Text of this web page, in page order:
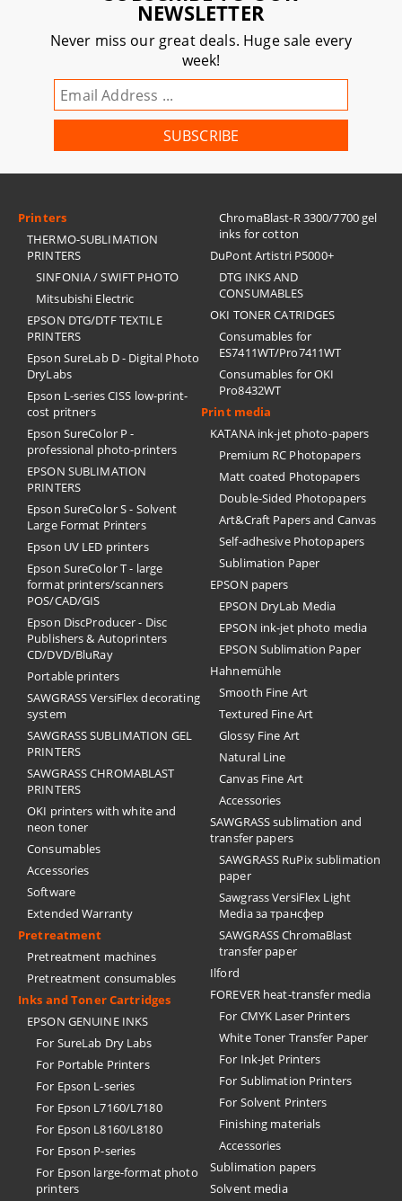
NEWSLETTER
Never miss our great deals. Huge sale every
week!
Printers
THERMO-SUBLIMATION
PRINTERS
SINFONIA / SWIFT PHOTO
Mitsubishi Electric
EPSON DTG/DTF TEXTILE
PRINTERS
Epson SureLab D - Digital Photo
DryLabs
Epson L-series CISS low-print-
cost pritners
Epson SureColor P -
professional photo-printers
EPSON SUBLIMATION
PRINTERS
Epson SureColor S - Solvent
Large Format Printers
Epson UV LED printers
Epson SureColor T - large
format printers/scanners
POS/CAD/GIS
Epson DiscProducer - Disc
Publishers & Autoprinters
CD/DVD/BluRay
Portable printers
SAWGRASS VersiFlex decorating
system
SAWGRASS SUBLIMATION GEL
PRINTERS
SAWGRASS CHROMABLAST
PRINTERS
OKI printers with white and
neon toner
Consumables
Accessories
Software
Extended Warranty
Pretreatment
Pretreatment machines
Pretreatment consumables
Inks and Toner Cartridges
EPSON GENUINE INKS
For SureLab Dry Labs
For Portable Printers
For Epson L-series
For Epson L7160/L7180
For Epson L8160/L8180
For Epson P-series
For Epson large-format photo
printers
ChromaBlast-R 3300/7700 gel
inks for cotton
DuPont Artistri P5000+
DTG INKS AND
CONSUMABLES
OKI TONER CATRIDGES
Consumables for
ES7411WT/Pro7411WT
Consumables for OKI
Pro8432WT
Print media
KATANA ink-jet photo-papers
Premium RC Photopapers
Matt coated Photopapers
Double-Sided Photopapers
Art&Craft Papers and Canvas
Self-adhesive Photopapers
Sublimation Paper
EPSON papers
EPSON DryLab Media
EPSON ink-jet photo media
EPSON Sublimation Paper
Hahnemühle
Smooth Fine Art
Textured Fine Art
Glossy Fine Art
Natural Line
Canvas Fine Art
Accessories
SAWGRASS sublimation and
transfer papers
SAWGRASS RuPix sublimation
paper
Sawgrass VersiFlex Light
Media за трансфер
SAWGRASS ChromaBlast
transfer paper
Ilford
FOREVER heat-transfer media
For CMYK Laser Printers
White Toner Transfer Paper
For Ink-Jet Printers
For Sublimation Printers
For Solvent Printers
Finishing materials
Accessories
Sublimation papers
Solvent media